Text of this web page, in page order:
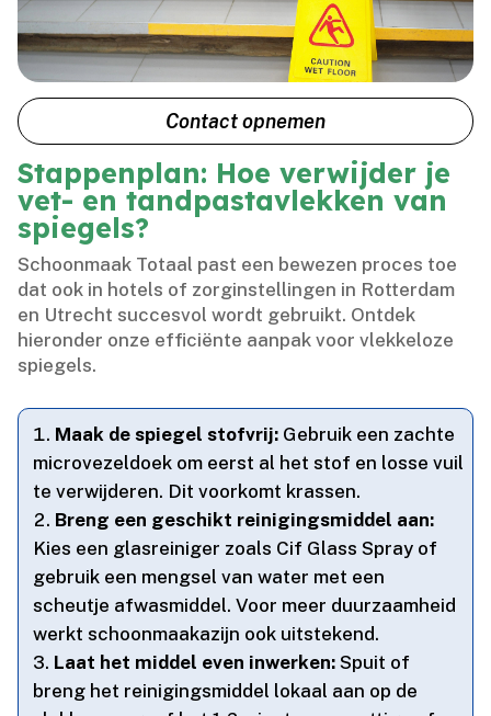
Contact opnemen
Stappenplan: Hoe verwijder je
vet- en tandpastavlekken van
spiegels?
Schoonmaak Totaal past een bewezen proces toe
dat ook in hotels of zorginstellingen in Rotterdam
en Utrecht succesvol wordt gebruikt.​ Ontdek
hieronder onze efficiënte aanpak voor vlekkeloze
spiegels.​
Maak de spiegel stofvrij: Gebruik een zachte
microvezeldoek om eerst al het stof en losse vuil
te verwijderen.​ Dit voorkomt krassen.​
Breng een geschikt reinigingsmiddel aan:
Kies een glasreiniger zoals Cif Glass Spray of
gebruik een mengsel van water met een
scheutje afwasmiddel.​ Voor meer duurzaamheid
werkt schoonmaakazijn ook uitstekend.​
Laat het middel even inwerken: Spuit of
breng het reinigingsmiddel lokaal aan op de